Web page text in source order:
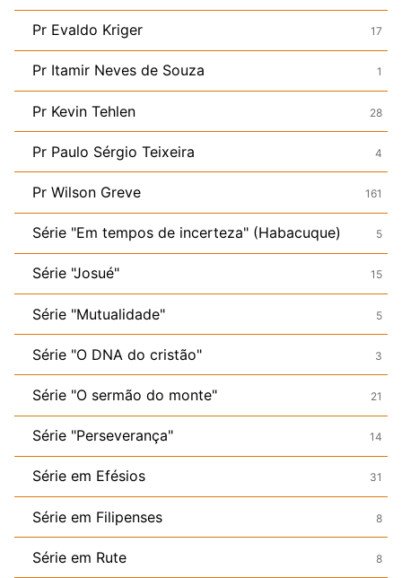
Pr Evaldo Kriger 17
Pr Itamir Neves de Souza 1
Pr Kevin Tehlen 28
Pr Paulo Sérgio Teixeira 4
Pr Wilson Greve 161
Série "Em tempos de incerteza" (Habacuque) 5
Série "Josué" 15
Série "Mutualidade" 5
Série "O DNA do cristão" 3
Série "O sermão do monte" 21
Série "Perseverança" 14
Série em Efésios 31
Série em Filipenses 8
Série em Rute 8